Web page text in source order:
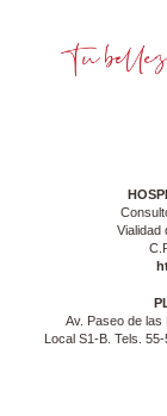
Vialidad
Av. Paseo de las
Local S1-B. Tels.